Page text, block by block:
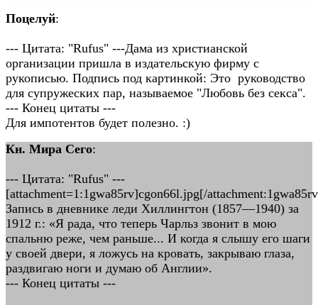
Поцелуй:
--- Цитата: "Rufus" ---Дама из христианской
организации пришла в издательскую фирму с
рукописью. Подпись под картинкой: Это руководство
для супружеских пар, называемое "Любовь без секса".
--- Конец цитаты ---
Для импотентов будет полезно. :)
Кн. Мира Сего:
--- Цитата: "Rufus" ---
[attachment=1:1gwa85rv]cgon66l.jpg[/
Запись в дневнике леди Хиллингтон (1857—1940) за
1912 г.: «Я рада, что теперь Чарльз звонит в мою
спальню реже, чем раньше... И когда я слышу его шаги
у своей двери, я ложусь на кровать, закрываю глаза,
раздвигаю ноги и думаю об Англии».
--- Конец цитаты ---